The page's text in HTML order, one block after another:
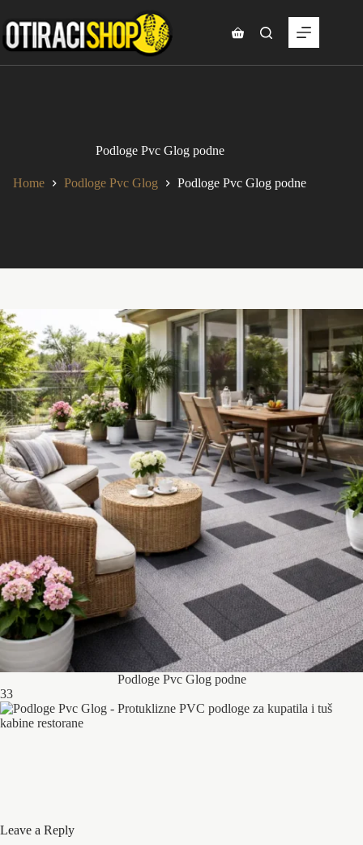
to
content
Shopping
Podloge Pvc Glog podne
Home Podloge Pvc Glog Podloge Pvc Glog podne
Podloge Pvc Glog podne
33
Leave a Reply